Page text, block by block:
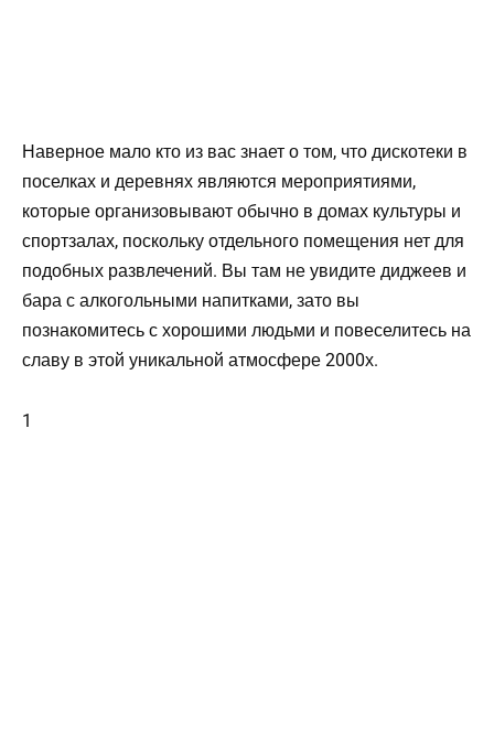
Наверное мало кто из вас знает о том, что дискотеки в
поселках и деревнях являются мероприятиями,
которые организовывают обычно в домах культуры и
спортзалах, поскольку отдельного помещения нет для
подобных развлечений. Вы там не увидите диджеев и
бара с алкогольными напитками, зато вы
познакомитесь с хорошими людьми и повеселитесь на
славу в этой уникальной атмосфере 2000х.
1